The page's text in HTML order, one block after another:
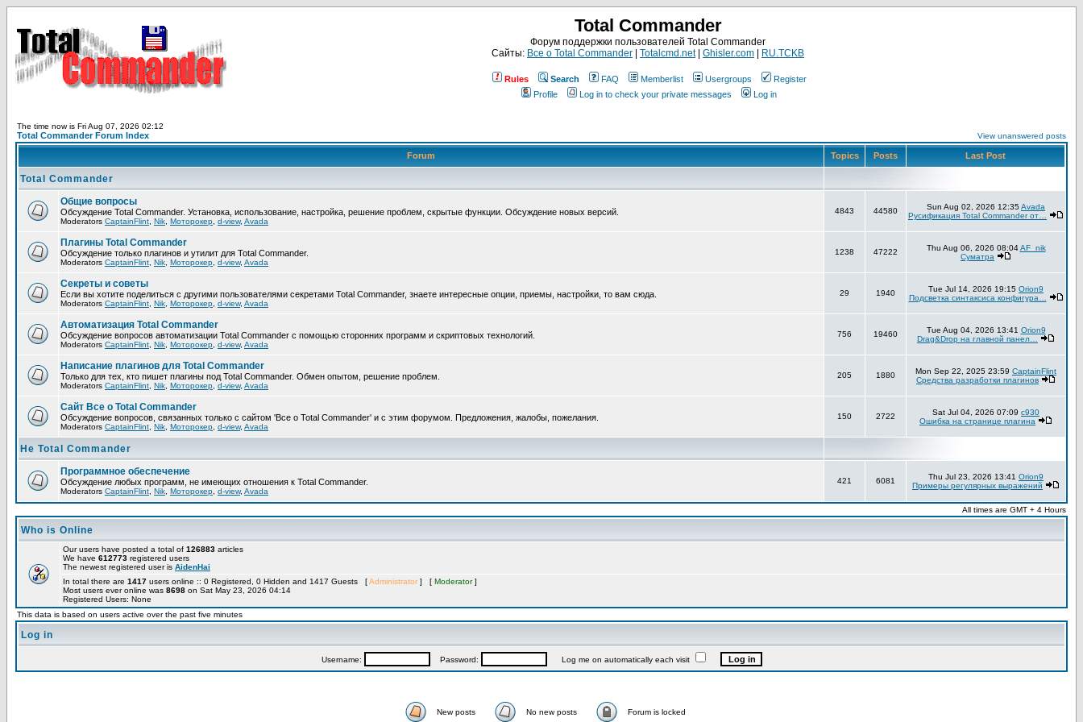
Total Commander
Форум поддержки пользователей Total Commander
Сайты: Все о Total Commander Totalcmd.net| Ghisler.com RU.TCKB
Rules Search FAQ Memberlist Usergroups
Register
Profile
Log in to check your private messages Log in
The time now is Fri Aug 07, 2026 02:12
Total Commander Forum Index View unanswered posts
Forum Topics Posts Last Post
Total Commander
Общие вопросы
Обсуждение Total Commander. Установка, использование, настройка, решение проблем, скрытые функции. Обсуждение новых версий.
Moderators CaptainFlint Nik Моторокер d-view, Avada
4843 44580 Sun Aug 02, 2026 12:35 Avada
Русификация Total Commander от…
Плагины Total Commander
Обсуждение только плагинов и утилит для Total Commander.
Moderators CaptainFlint Nik Моторокер d-view, Avada
1238 47222 Thu Aug 06, 2026 08:04AF_nik
Суматра
Секреты и советы
Если вы хотите поделиться с другими пользователями секретами Total Commander, знаете интересные опции, приемы, настройки, то вам сюда.
Moderators CaptainFlint Nik Моторокер d-view, Avada
29 1940 Tue Jul 14, 2026 19:15 Orion9
Подсветка синтаксиса конфигура…
Автоматизация Total Commander
Обсуждение вопросов автоматизации Total Commander с помощью сторонних программ и скриптовых технологий.
Moderators CaptainFlint Nik Моторокер d-view, Avada
756 19460 Tue Aug 04, 2026 13:41 Orion9
Drag&Drop на главной панел…
Написание плагинов для Total Commander
Только для тех, кто пишет плагины под Total Commander. Обмен опытом, решение проблем.
Moderators CaptainFlint Nik Моторокер d-view, Avada
205 1880 Mon Sep 22, 2025 23:59 CaptainFlint
Средства разработки плагинов
Сайт Все о Total Commander
Обсуждение вопросов, связанных только с сайтом 'Все о Total Commander' и с этим форумом. Предложения, жалобы, пожелания.
Moderators CaptainFlint Nik Моторокер d-view, Avada
150 2722 Sat Jul 04, 2026 07:09 c930
Ошибка на странице плагина
Не Total Commander
Программное обеспечение
Обсуждение любых программ, не имеющих отношения к Total Commander.
Moderators CaptainFlint Nik Моторокер d-view, Avada
421 6081 Thu Jul 23, 2026 13:41 Orion9
Примеры регулярных выражений
All times are GMT + 4 Hours
Who is Online
Our users have posted a total of 126883 articles
We have 612773 registered users
The newest registered user is AidenHai
In total there are 1417 users online :: 0 Registered, 0 Hidden and 1417 Guests [Administrator ] [ Moderator]
Most users ever online was 8698 on Sat May 23, 2026 04:14
Registered Users: None
This data is based on users active over the past five minutes
Log in
Username: Password: Log me on automatically each visit
New posts No new posts Forum is locked